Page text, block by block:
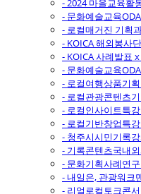
- 2024 마을교육활
- 문화예술교육
- 로컬매거진 기획
- KOICA 해외봉사
- KOICA 사례발표
- 문화예술교육
- 로컬여행상품기
- 로컬관광콘텐츠
- 로컬인사이트특
- 로컬기반창업특
- 청주시시민기록
- 기록콘텐츠국내
- 문화기획사례연
- 내일은, 관광워크
- 리얼로컬토크콘